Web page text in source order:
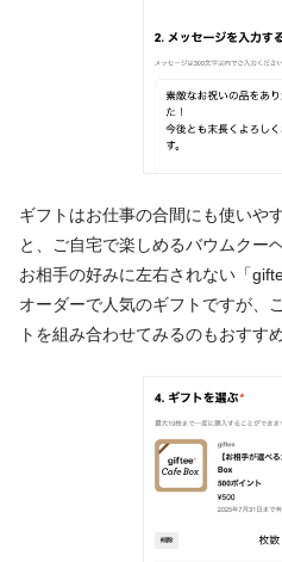
ギフトはお仕事の合間にも使いや
と、ご自宅で楽しめるバウムクー
お相手の好みに左右されない「
オーダーで人気のギフトですが、
トを組み合わせてみるのもおすす